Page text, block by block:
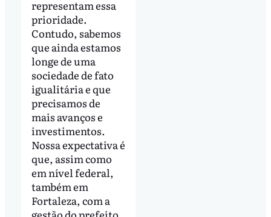
representam essa
prioridade.
Contudo, sabemos
que ainda estamos
longe de uma
sociedade de fato
igualitária e que
precisamos de
mais avanços e
investimentos.
Nossa expectativa é
que, assim como
em nível federal,
também em
Fortaleza, com a